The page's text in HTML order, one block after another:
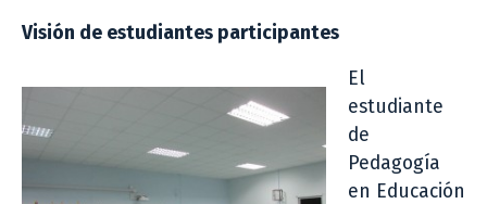
Visión de estudiantes participantes
El
estudiante
de
Pedagogía
en Educación